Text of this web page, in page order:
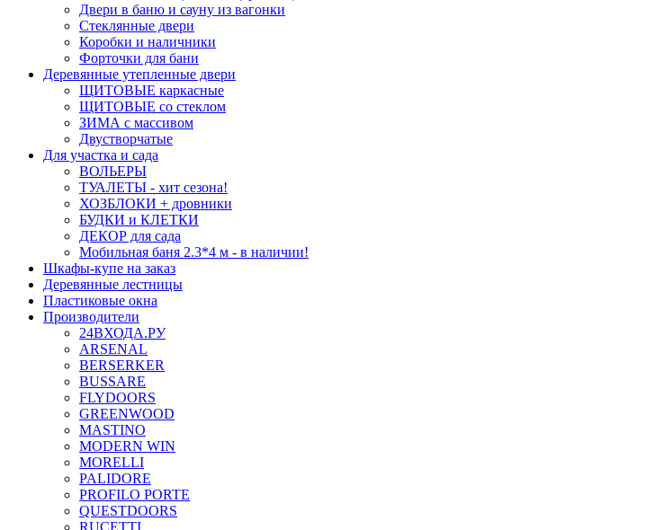
Двери в баню и сауну из вагонки
Стеклянные двери
Коробки и наличники
Форточки для бани
Деревянные утепленные двери
ЩИТОВЫЕ каркасные
ЩИТОВЫЕ со стеклом
ЗИМА с массивом
Двустворчатые
Для участка и сада
ВОЛЬЕРЫ
ТУАЛЕТЫ - хит сезона!
ХОЗБЛОКИ + дровники
БУДКИ и КЛЕТКИ
ДЕКОР для сада
Мобильная баня 2.3*4 м - в наличии!
Шкафы-купе на заказ
Деревянные лестницы
Пластиковые окна
Производители
24ВХОДА.РУ
ARSENAL
BERSERKER
BUSSARE
FLYDOORS
GREENWOOD
MASTINO
MODERN WIN
MORELLI
PALIDORE
PROFILO PORTE
QUESTDOORS
RUCETTI